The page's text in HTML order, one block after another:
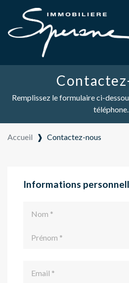
Remplissez le formulaire ci-
téléphone.
Accueil ❱ Contactez-nous
Informations